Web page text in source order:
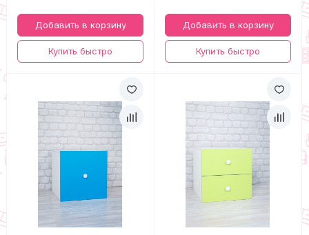
Добавить в корзину
Купить быстро
Добавить в корзину
Купить быстро